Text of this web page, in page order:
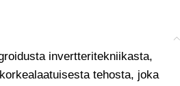
invertteritekniikasta,
tehosta, joka